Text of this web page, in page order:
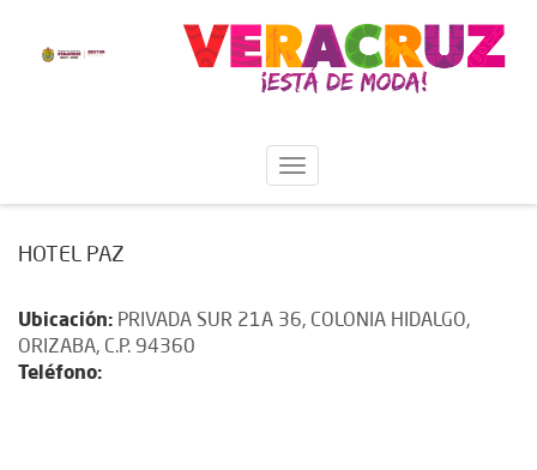
HOTEL PAZ
Ubicación: PRIVADA SUR 21A 36, COLONIA HIDALGO,
ORIZABA, C.P. 94360
Teléfono: